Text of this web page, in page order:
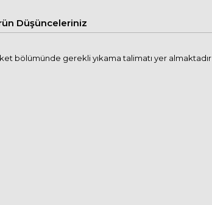
Düşünceleriniz
bölümünde gerekli yıkama talimatı yer almaktadır .